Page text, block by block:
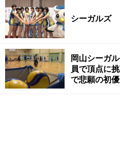
シーガルズ
岡山シーガ
員で頂点に
で悲願の初